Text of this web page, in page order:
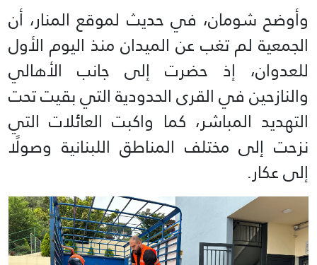
وأوضح شومان، في حديث لموقع المنار، أن
الجمعية لم تغب عن الميدان منذ اليوم الأول
للعدوان، إذ حضرت إلى جانب الأهالي
والنازحين في القرى الحدودية التي بقيت تحت
التهديد المباشر، كما واكبت العائلات التي
نزحت إلى مختلف المناطق اللبنانية وصولًا
إلى عكار.